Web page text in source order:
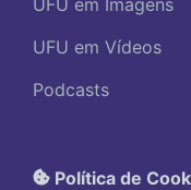
UFU em Imagens
UFU em Vídeos
Podcasts
Política de